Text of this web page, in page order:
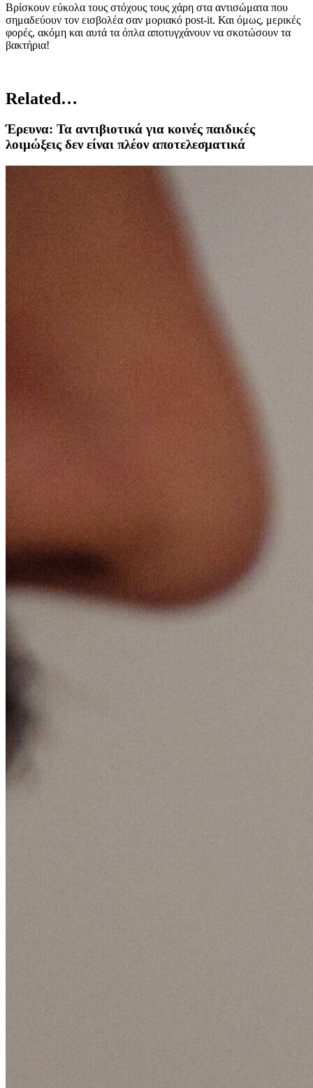
Βρίσκουν εύκολα τους στόχους τους χάρη στα αντισώματα που
σημαδεύουν τον εισβολέα σαν μοριακό post-it. Και όμως, μερικές
φορές, ακόμη και αυτά τα όπλα αποτυγχάνουν να σκοτώσουν τα
βακτήρια!
Related…
Έρευνα: Τα αντιβιοτικά για κοινές παιδικές
λοιμώξεις δεν είναι πλέον αποτελεσματικά